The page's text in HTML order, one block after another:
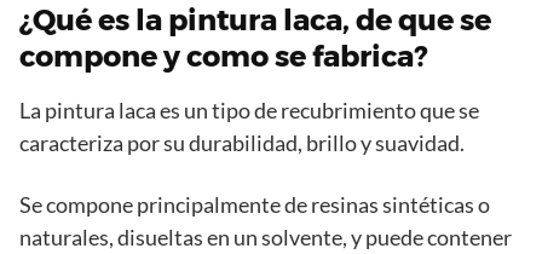
¿Qué es la pintura laca, de que se
compone y como se fabrica?
La pintura laca es un tipo de recubrimiento que se
caracteriza por su durabilidad, brillo y suavidad.
Se compone principalmente de resinas sintéticas o
naturales, disueltas en un solvente, y puede contener